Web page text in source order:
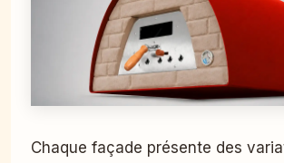
Chaque façade présente des